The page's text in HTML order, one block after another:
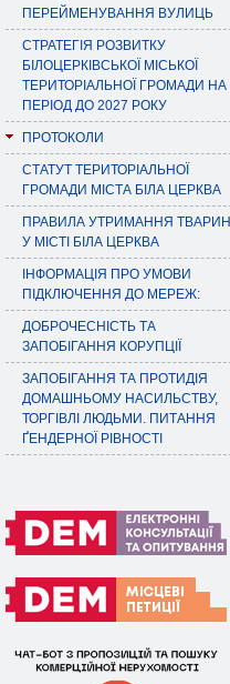
ПЕРЕЙМЕНУВАННЯ ВУЛИЦЬ
СТРАТЕГІЯ РОЗВИТКУ
БІЛОЦЕРКІВСЬКОЇ МІСЬКОЇ
ТЕРИТОРІАЛЬНОЇ ГРОМАДИ НА
ПЕРІОД ДО 2027 РОКУ
ПРОТОКОЛИ
СТАТУТ ТЕРИТОРІАЛЬНОЇ
ГРОМАДИ МІСТА БІЛА ЦЕРКВА
ПРАВИЛА УТРИМАННЯ ТВАРИН
У МІСТІ БІЛА ЦЕРКВА
ІНФОРМАЦІЯ ПРО УМОВИ
ПІДКЛЮЧЕННЯ ДО МЕРЕЖ:
ДОБРОЧЕСНІСТЬ ТА
ЗАПОБІГАННЯ КОРУПЦІЇ
ЗАПОБІГАННЯ ТА ПРОТИДІЯ
ДОМАШНЬОМУ НАСИЛЬСТВУ,
ТОРГІВЛІ ЛЮДЬМИ. ПИТАННЯ
ҐЕНДЕРНОЇ РІВНОСТІ